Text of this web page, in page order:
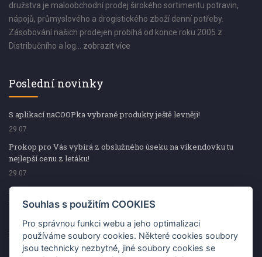
družstva je maloobchodní prodej širokého sortimentu potravin,
nápojů, průmyslového a drogistického zboží denní potřeby.
Zásobování našich prodejen probíhá od konce roku 2005 z
Distribučního a log... zobrazit více
Poslední novinky
S aplikací naCOOPka vybrané produkty ještě levněji!
29.07
Prokop pro Vás vybírá z obslužného úseku na víkendovku tu
nejlepší cenu z letáku!
29.07
Prokop pro Vás vybírá z obslužného úseku na víkendovku tu
nejlepší cenu z letáku!
Kup špekáčky od Váhaly a vyhraj s naCOOPkou sekerku Fiskars
29.07
Souhlas s použitím COOKIES
Pro správnou funkci webu a jeho optimalizaci
používáme soubory cookies. Některé cookies soubory
jsou technicky nezbytné, jiné soubory cookies se